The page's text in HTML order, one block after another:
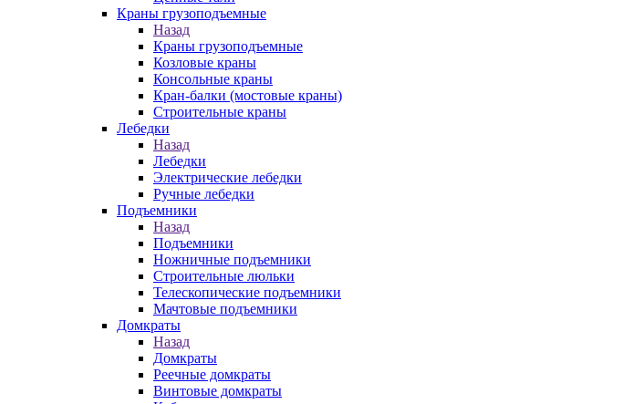
Краны грузоподъемные
Назад
Краны грузоподъемные
Козловые краны
Консольные краны
Кран-балки (мостовые краны)
Строительные краны
Лебедки
Назад
Лебедки
Электрические лебедки
Ручные лебедки
Подъемники
Назад
Подъемники
Ножничные подъемники
Строительные люльки
Телескопические подъемники
Мачтовые подъемники
Домкраты
Назад
Домкраты
Реечные домкраты
Винтовые домкраты